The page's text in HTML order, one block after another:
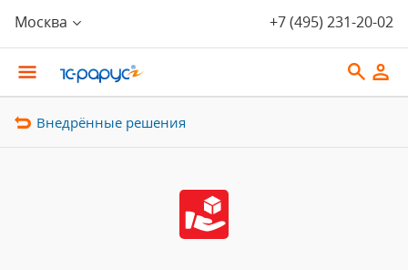
Москва +7 (495) 231-20-02
Внедрённые решения